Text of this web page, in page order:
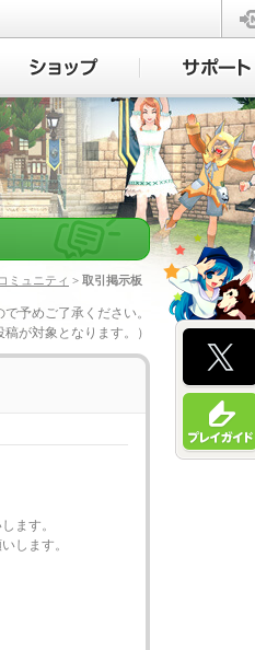
ミュニティ > 取引掲示板
予めご了承ください。
が対象となります。）
ます。
します。